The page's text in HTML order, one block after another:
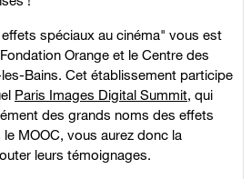
spéciaux au cinéma" vous est
Orange et le Centre des
Bains. Cet établissement participe
Paris Images Digital Summit, qui
des grands noms des effets
MOOC, vous aurez donc la
leurs témoignages.